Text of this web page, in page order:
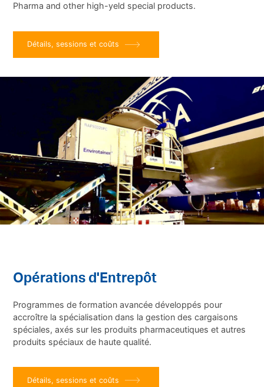
Pharma and other high-yeld special products.
Détails, sessions et coûts
Opérations d'Entrepôt
Programmes de formation avancée développés pour
accroître la spécialisation dans la gestion des cargaisons
spéciales, axés sur les produits pharmaceutiques et autres
produits spéciaux de haute qualité.
Détails, sessions et coûts